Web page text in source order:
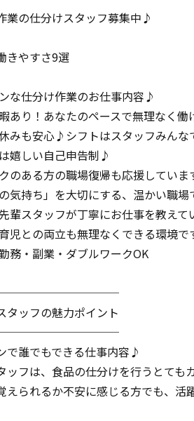
業の仕分けスタッフ募集中♪
きやすさ9選
な仕分け作業のお仕事内容♪
あり！あなたのペースで無理なく働
みも安心♪シフトはスタッフみんな
嬉しい自己申告制♪
のある方の職場復帰も応援していま
気持ち」を大切にする、温かい職場
輩スタッフが丁寧にお仕事を教えて
児との両立も無理なくできる環境で
務・副業・ダブルワークOK
タッフの魅力ポイント
誰でもできる仕事内容♪
ッフは、食品の仕分けを行うとても
えられるか不安に感じる方でも、活